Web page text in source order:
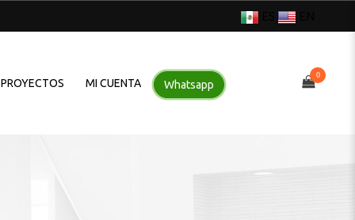
PROYECTOS MI CUENTA Whatsapp
0